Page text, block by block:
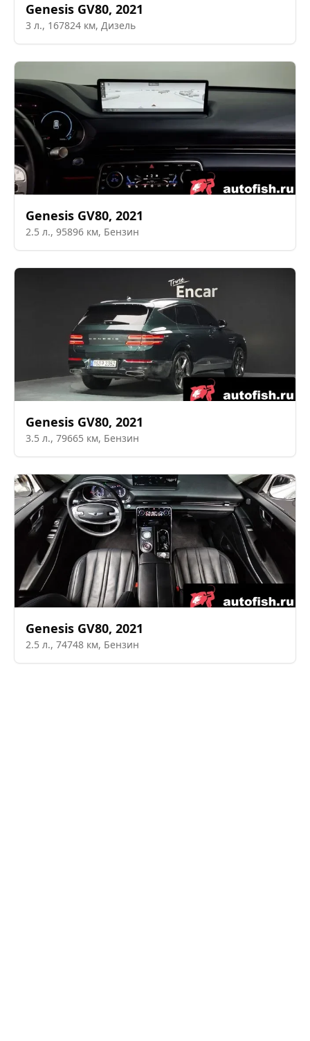
Genesis GV80, 2021
3 л., 167824 км, Дизель
Genesis GV80, 2021
2.5 л., 95896 км, Бензин
Genesis GV80, 2021
3.5 л., 79665 км, Бензин
Genesis GV80, 2021
2.5 л., 74748 км, Бензин